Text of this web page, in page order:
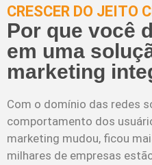
CRESCER DO JEITO
Por que você
em uma
marketing
Com o domínio das redes
comportamento dos
marketing mudou, ficou
milhares de empresas